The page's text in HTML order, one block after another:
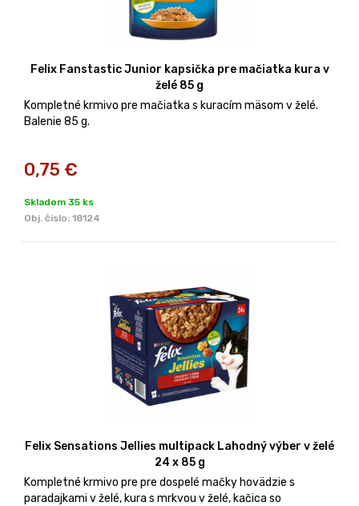
Felix Fanstastic Junior kapsička pre mačiatka kura v
želé 85 g
Kompletné krmivo pre mačiatka s kuracím mäsom v želé.
Balenie 85 g.
0,75 €
Skladom 35 ks
Obj. čislo: 18124
Felix Sensations Jellies multipack Lahodný výber v želé
24 x 85 g
Kompletné krmivo pre pre dospelé mačky hovädzie s
paradajkami v želé, kura s mrkvou v želé, kačica so